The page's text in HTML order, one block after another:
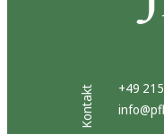
Kontakt
+49